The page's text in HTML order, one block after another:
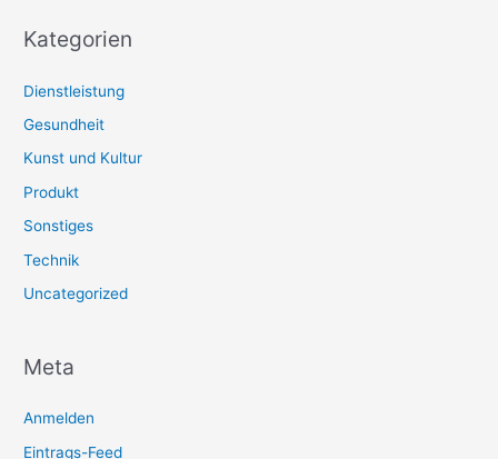
Kategorien
Dienstleistung
Gesundheit
Kunst und Kultur
Produkt
Sonstiges
Technik
Uncategorized
Meta
Anmelden
Eintrags-Feed